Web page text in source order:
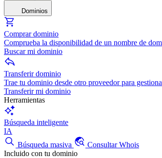
Dominios
Comprar dominio
Comprueba la disponibilidad de un nombre de
Buscar mi dominio
Transferir dominio
Trae tu dominio desde otro proveedor para
Transferir mi dominio
Herramientas
Búsqueda inteligente
IA
Búsqueda masiva
Consultar Whois
Incluido con tu dominio